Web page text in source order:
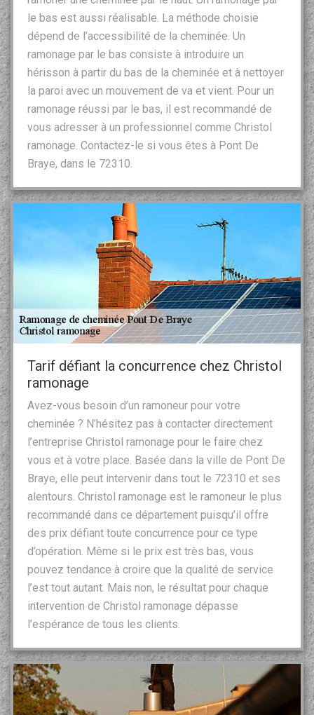
le bas est aussi réalisable. La méthode choisie
dépend de l’accessibilité de la cheminée. Un
ramonage par le bas consiste à introduire un
hérisson à partir du bas de la cheminée et à nettoyer
la paroi avec un mouvement de va et vient. Pour un
ramonage réussi par le bas, il est recommandé de
vous adresser à un professionnel comme Christol
ramonage. Contactez-le si vous êtes à Pont De
Braye, dans le 72310.
Tarif défiant la concurrence chez Christol
ramonage
Avez-vous besoin d’un ramoneur pour votre
cheminée ? N’hésitez pas à contacter directement
l’entreprise Christol ramonage pour le faire chez
vous et à votre place. Basée dans la ville de Pont De
Braye, elle peut intervenir dans tout le 72310 et ses
alentours. Christol ramonage est le ramoneur le plus
recommandé dans ce département puisqu’il offre
des prix défiant toute concurrence pour ce type
d’opération. Même si le prix est très bas, vous
pouvez tendance à croire que la qualité de service
l’est tout autant. Mais non, le résultat pour chaque
intervention de Christol ramonage dépasse
l’espérance de tous les clients.